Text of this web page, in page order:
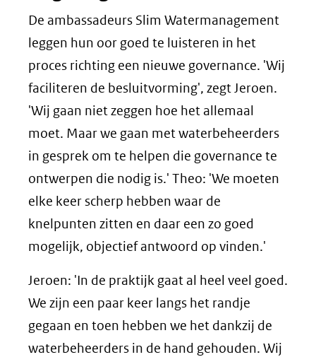
De ambassadeurs Slim Watermanagement
leggen hun oor goed te luisteren in het
proces richting een nieuwe governance. 'Wij
faciliteren de besluitvorming', zegt Jeroen.
'Wij gaan niet zeggen hoe het allemaal
moet. Maar we gaan met waterbeheerders
in gesprek om te helpen die governance te
ontwerpen die nodig is.' Theo: 'We moeten
elke keer scherp hebben waar de
knelpunten zitten en daar een zo goed
mogelijk, objectief antwoord op vinden.'
Jeroen: 'In de praktijk gaat al heel veel goed.
We zijn een paar keer langs het randje
gegaan en toen hebben we het dankzij de
waterbeheerders in de hand gehouden. Wij